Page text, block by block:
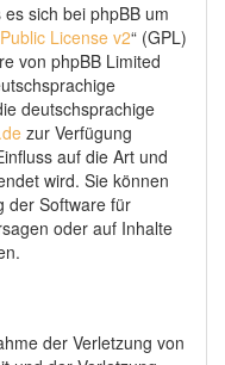
sich bei phpBB um
License v2“ (GPL)
von phpBB Limited
deutschsprachige
zur Verfügung
auf die Art und
wird. Sie können
der Software für
oder auf Inhalte
der Verletzung von